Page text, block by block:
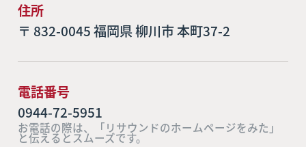
住所
〒 832-0045 福岡県 柳川市 本町37-2
電話番号
0944-72-5951
お電話の際は、「リサウンドのホームページをみた」
と伝えるとスムーズです。